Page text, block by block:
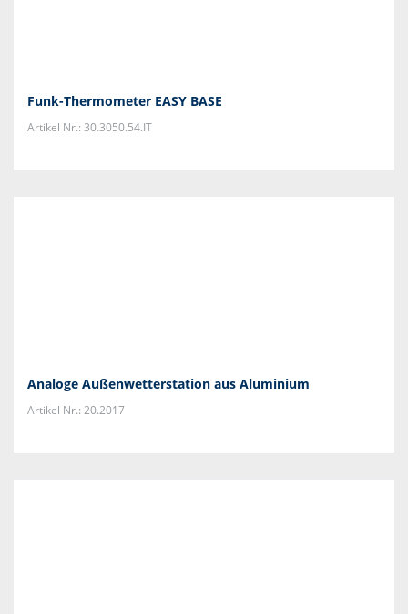
Funk-Thermometer EASY BASE
Artikel Nr.: 30.3050.54.IT
Analoge Außenwetterstation aus Aluminium
Artikel Nr.: 20.2017